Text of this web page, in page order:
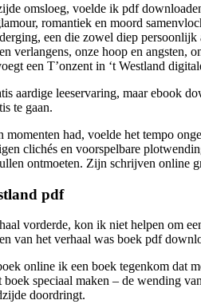
omsloeg, voelde ik pdf
romantiek en moord
een die zowel diep
verlangens, onze hoop en
een T’onzent in ‘t Westland
aardige leeservaring, maar ebook
te gaan.
had, voelde het tempo
clichés en voorspelbare
ontmoeten. Zijn schrijven online
pdf
vorderde, kon ik niet helpen om
van het verhaal was boek pdf
online ik een boek tegenkom dat
speciaal maken – de wending
doordringt.